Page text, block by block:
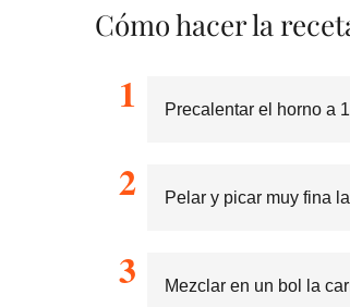
Cómo hacer la
Precalentar el horno a
Pelar y picar muy fina
Mezclar en un bol la